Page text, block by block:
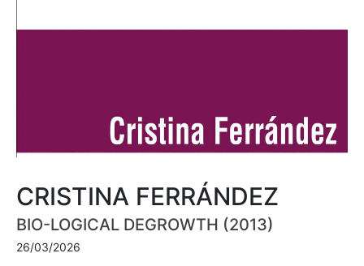
CRISTINA FERRÁNDEZ
BIO-LOGICAL DEGROWTH (2013)
26/03/2026